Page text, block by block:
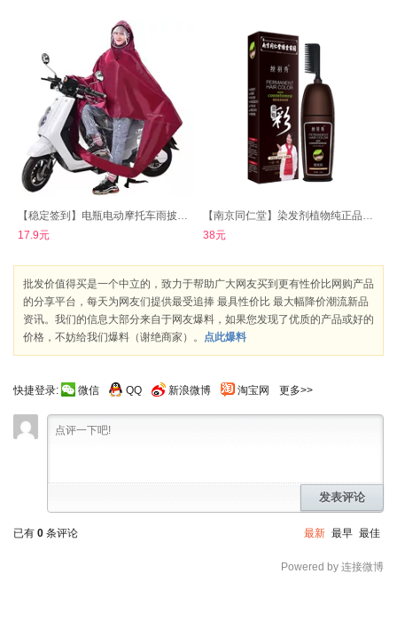
【稳定签到】电瓶电动摩托车雨披雨衣
17.9元
【南京同仁堂】染发剂植物纯正品一梳彩
38元
批发价值得买是一个中立的，致力于帮助广大网友买到更有性价比网购产品
的分享平台，每天为网友们提供最受追捧 最具性价比 最大幅降价潮流新品
资讯。我们的信息大部分来自于网友爆料，如果您发现了优质的产品或好的
价格，不妨给我们爆料（谢绝商家）。 点此爆料
快捷登录: 微信 QQ 新浪微博 淘宝网 更多>>
发表评论
已有 0 条评论 最新 最早 最佳
Powered by 连接微博